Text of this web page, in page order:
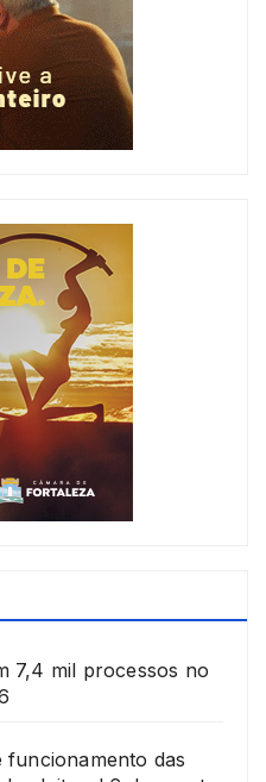
7,4 mil processos no
funcionamento das